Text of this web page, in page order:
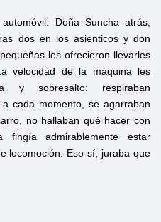
Doña Suncha atrás,
dos en los asienticos y don
les ofrecieron llevarles
velocidad de la máquina les
y sobresalto: respiraban
cada momento, se agarraban
no hallaban qué hacer con
fingía admirablemente estar
locomoción. Eso sí, juraba que